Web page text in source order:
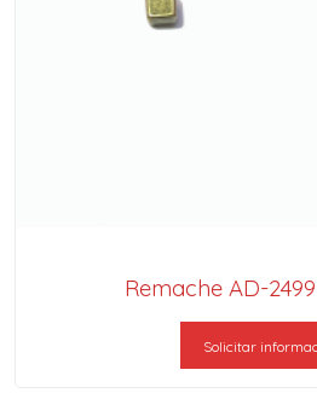
Remache AD-
Solicitar